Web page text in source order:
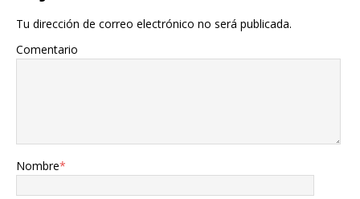
Tu dirección de correo electrónico no será publicada.
Comentario
Nombre*